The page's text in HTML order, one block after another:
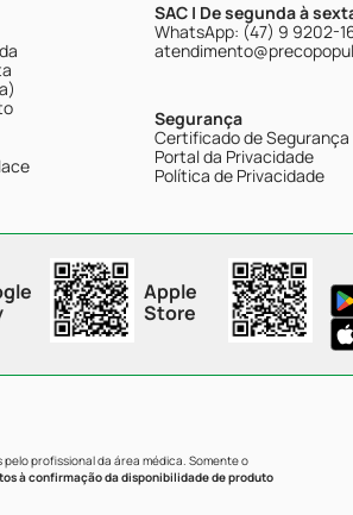
SAC | De segunda à
WhatsApp: (47) 9 9202-
Segurança
Certificado de Segurança
Portal da Privacidade
Política de Privacidade
Apple
Store
profissional da área médica. Somente o
à confirmação da disponibilidade de produto